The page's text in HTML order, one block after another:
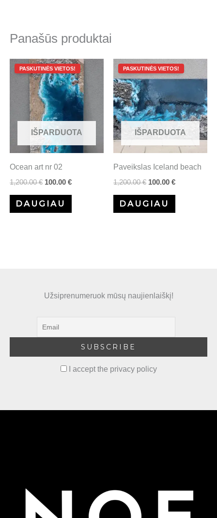
Panašūs produktai
IŠPARDUOTA
Ocean art nr 02
1,200.00€
Original
price
was:
1,200.00 €.
100.00 €
Current
price
is:
100.00 €.
DAUGIAU
IŠPARDUOTA
Paveikslas Iceland beach
1,200.00€
Original
price
was:
1,200.00 €.
100.00 €
Current
price
is:
DAUGIAU
Užsiprenumeruok mūsų naujienlaiškį!
I accept the privacy policy